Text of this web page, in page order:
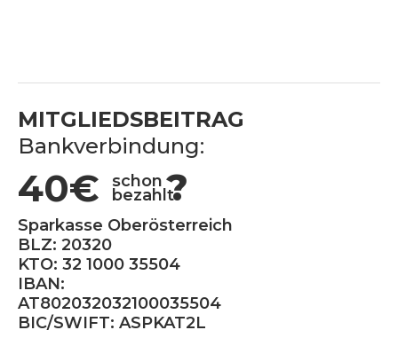
MITGLIEDSBEITRAG
Bankverbindung:
40€ schon
bezahlt?
Sparkasse Oberösterreich
BLZ: 20320
KTO: 32 1000 35504
IBAN:
AT802032032100035504
BIC/SWIFT: ASPKAT2L